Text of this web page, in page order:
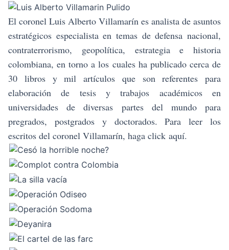
El coronel Luis Alberto Villamarín es analista de asuntos
estratégicos especialista en temas de defensa nacional,
contraterrorismo, geopolítica, estrategia e historia
colombiana, en torno a los cuales ha publicado cerca de
30 libros y mil artículos que son referentes para
elaboración de tesis y trabajos académicos en
universidades de diversas partes del mundo para
pregrados, postgrados y doctorados. Para leer los
escritos del coronel Villamarín, haga click aquí.